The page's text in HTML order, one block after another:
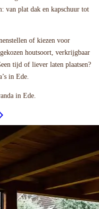
van plat dak en kapschuur tot
of kiezen voor
houtsoort, verkrijgbaar
tijd of liever laten plaatsen?
in Ede.
in Ede.